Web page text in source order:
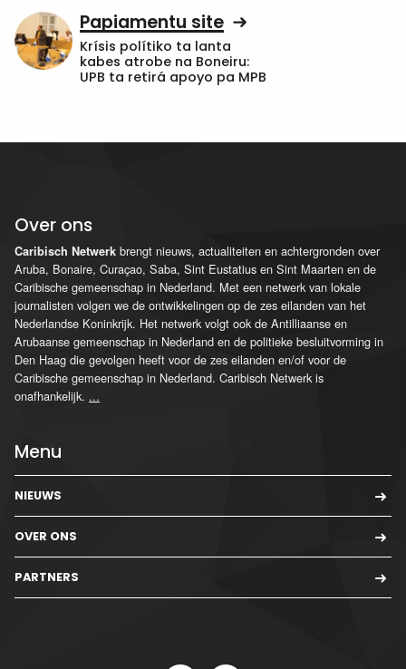
Papiamentu site
Krísis polítiko ta lanta
kabes atrobe na Boneiru:
UPB ta retirá apoyo pa MPB
Over ons
Caribisch Netwerk brengt nieuws, actualiteiten en achtergronden over
Aruba, Bonaire, Curaçao, Saba, Sint Eustatius en Sint Maarten en de
Caribische gemeenschap in Nederland. Met een netwerk van lokale
journalisten volgen we de ontwikkelingen op de zes eilanden van het
Nederlandse Koninkrijk. Het netwerk volgt ook de Antilliaanse en
Arubaanse gemeenschap in Nederland en de politieke besluitvorming in
Den Haag die gevolgen heeft voor de zes eilanden en/of voor de
Caribische gemeenschap in Nederland. Caribisch Netwerk is
onafhankelijk. ...
Menu
NIEUWS
OVER ONS
PARTNERS